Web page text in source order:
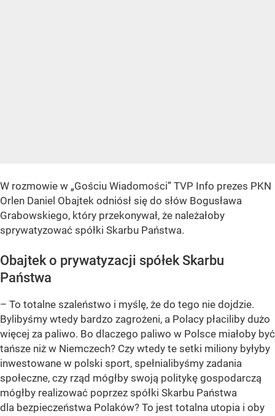
W rozmowie w „Gościu Wiadomości” TVP Info prezes PKN
Orlen Daniel Obajtek odniósł się do słów Bogusława
Grabowskiego, który przekonywał, że należałoby
sprywatyzować spółki Skarbu Państwa.
Obajtek o prywatyzacji spółek Skarbu
Państwa
– To totalne szaleństwo i myślę, że do tego nie dojdzie.
Bylibyśmy wtedy bardzo zagrożeni, a Polacy płaciliby dużo
więcej za paliwo. Bo dlaczego paliwo w Polsce miałoby być
tańsze niż w Niemczech? Czy wtedy te setki miliony byłyby
inwestowane w polski sport, spełnialibyśmy zadania
społeczne, czy rząd mógłby swoją politykę gospodarczą
mógłby realizować poprzez spółki Skarbu Państwa
dla bezpieczeństwa Polaków? To jest totalna utopia i oby